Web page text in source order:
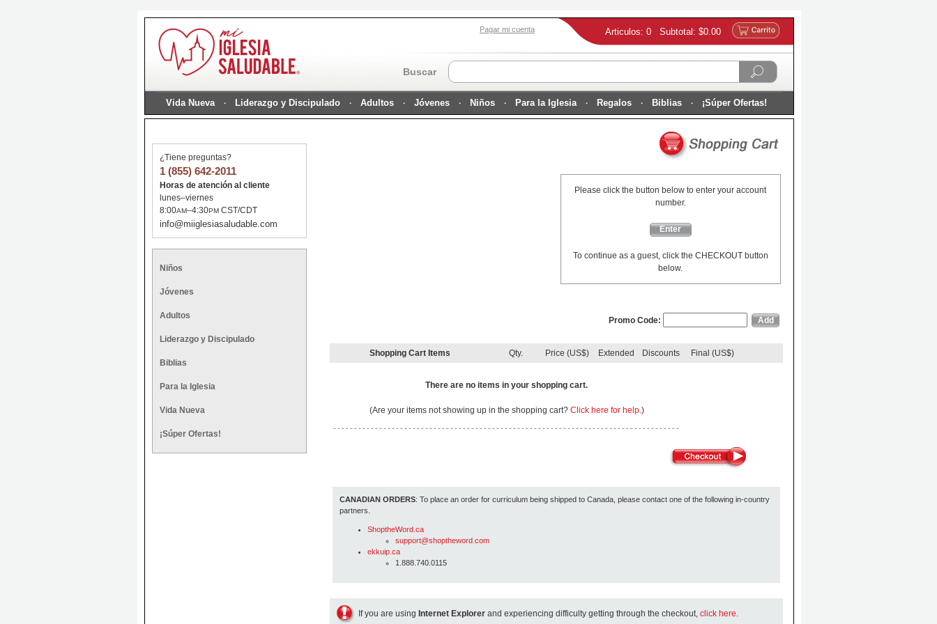
Articulos: 0 Subtotal: $0.00
Pagar mi cuenta
Buscar
Vida Nueva Liderazgo y Discipulado Adultos Jóvenes Niños Para la Iglesia Regalos Biblias ¡Súper Ofertas!
¿Tiene preguntas?
1 (855) 642-2011
Horas de atención al cliente
lunes–viernes
8:00AM–4:30PM CST/CDT
info@miiglesiasaludable.com
Niños
Jóvenes
Adultos
Liderazgo y Discipulado
Biblias
Para la Iglesia
Vida Nueva
¡Súper Ofertas!
Please click the button below to enter your account
number.
Enter
To continue as a guest, click the CHECKOUT button
below.
Promo Code:
Shopping Cart Items Qty. Price (US$) Extended Discounts Final (US$)
There are no items in your shopping cart.
(Are your items not showing up in the shopping cart? Click here for help.)
CANADIAN ORDERS: To place an order for curriculum being shipped to Canada, please contact one of the following in-country
partners.
ShoptheWord.ca
support@shoptheword.com
ekkuip.ca
1.888.740.0115
If you are using Internet Explorer and experiencing difficulty getting through the checkout, click here